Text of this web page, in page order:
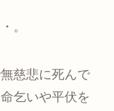
。
慈悲に死んで
乞いや平伏を